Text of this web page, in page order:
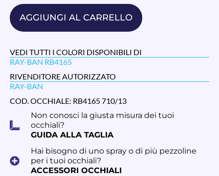
AGGIUNGI AL CARRELLO
VEDI TUTTI I COLORI DISPONIBILI DI
RAY-BAN RB4165
RIVENDITORE AUTORIZZATO
RAY-BAN
COD. OCCHIALE: RB4165 710/13
Non conosci la giusta misura dei tuoi
occhiali?
GUIDA ALLA TAGLIA
Hai bisogno di uno spray o di più pezzoline
per i tuoi occhiali?
ACCESSORI OCCHIALI